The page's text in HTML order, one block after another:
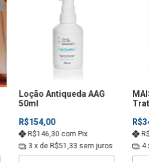
Loção Antiqueda AAG
50ml
R$154,00
R$146,30 com Pix
3 x de R$51,33 sem juros
MAIS
4 x